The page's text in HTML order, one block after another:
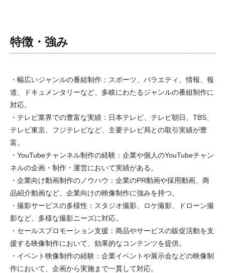
特徴・強み
・幅広いジャンルの番組制作：スポーツ、バラエティ、情報、報
道、ドキュメンタリーなど、多岐にわたるジャンルの番組制作に
対応。
・テレビ業界での豊富な実績：日本テレビ、テレビ朝日、TBS、
テレビ東京、フジテレビなど、主要テレビ局との取引実績が豊
富。
・YouTubeチャンネル制作の経験：企業や個人のYouTubeチャン
ネルの企画・制作・運営において実績がある。
・企業向け動画制作のノウハウ：企業のPR動画や採用動画、商
品紹介動画など、企業向けの映像制作に強みを持つ。
・撮影サービスの多様性：スタジオ撮影、ロケ撮影、ドローン撮
影など、多様な撮影ニーズに対応。
・セールスプロモーション支援：商品やサービスの販促活動を支
援する映像制作において、効果的なコンテンツを提供。
・イベント映像制作の経験：企業イベントや展示会などの映像制
作において、企画から実施まで一貫して対応。